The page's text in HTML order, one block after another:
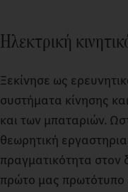
Ηλεκτρική
Ξεκίνησε ως
συστήματα κίνησης
και των μπαταριών.
θεωρητική
πραγματικότητα
πρώτο μας πρωτότυπο